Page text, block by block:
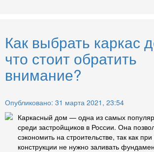
Как выбрать каркас
что стоит обратить
внимание?
Опубликовано: 31 марта 2021, 23:54
Каркасный дом — одна из самых
среди застройщиков в России. Она
сэкономить на строительстве, так как
конструкции не нужно заливать